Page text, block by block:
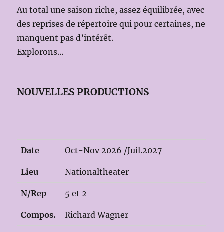
Au total une saison riche, assez équilibrée, avec
des reprises de répertoire qui pour certaines, ne
manquent pas d’intérêt.
Explorons…
NOUVELLES PRODUCTIONS
Date Oct-Nov 2026 /Juil.2027
Lieu Nationaltheater
N/Rep 5 et 2
Compos. Richard Wagner